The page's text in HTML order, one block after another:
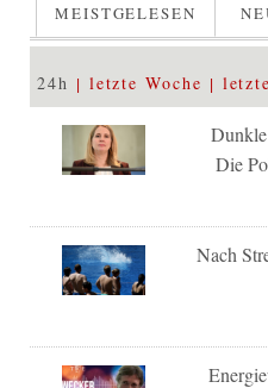
MEISTGELESEN
24h letzte Woche
Die
Nach